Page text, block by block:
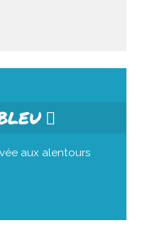
aux alentours